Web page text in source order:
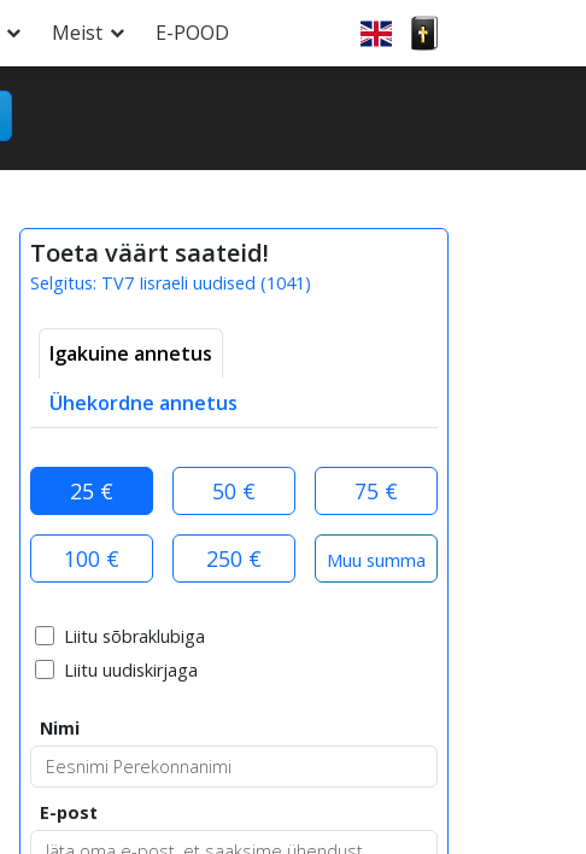
Meist E-POOD
Toeta väärt saateid!
Selgitus: TV7 Iisraeli uudised (1041 )
Igakuine annetus
Ühekordne annetus
25 € 50 € 75 €
100 € 250 €
Liitu sõbraklubiga
Liitu uudiskirjaga
Nimi
E-post